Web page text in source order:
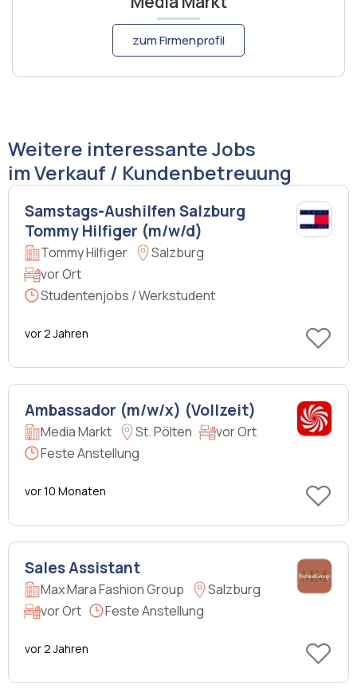
zum Firmenprofil
Weitere interessante Jobs
im Verkauf / Kundenbetreuung
Samstags-Aushilfen Salzburg
Tommy Hilfiger (m/w/d)
Tommy Hilfiger
Salzburg
vor Ort
Studentenjobs / Werkstudent
vor 2 Jahren
Ambassador (m/w/x) (Vollzeit)
Media Markt St. Pölten
vor Ort
Feste Anstellung
vor 10 Monaten
Sales Assistant
Max Mara Fashion Group
Salzburg
vor Ort
Feste Anstellung
vor 2 Jahren